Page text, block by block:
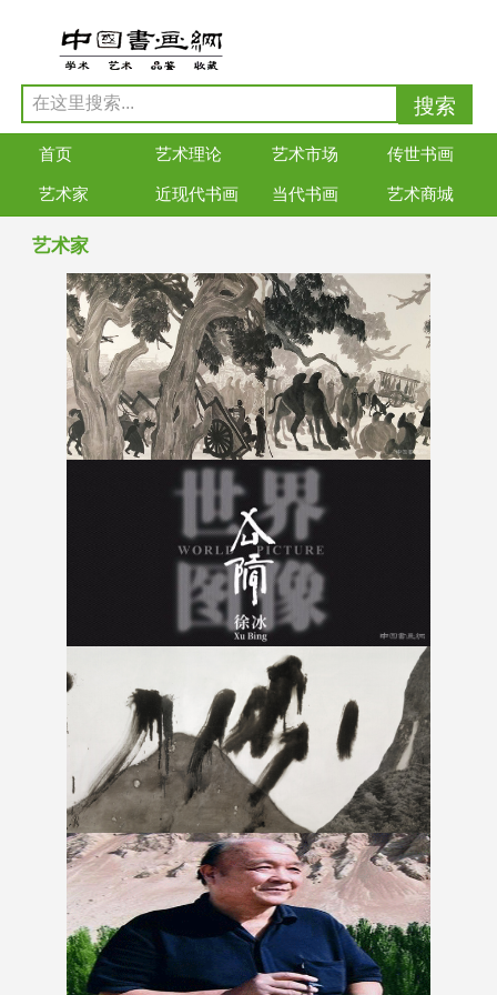
首页 艺术理论 艺术市场 传世书画
艺术家 近现代书画 当代书画 艺术商城
艺术家